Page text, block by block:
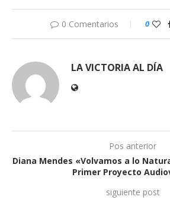
0 Comentarios 0
LA VICTORIA AL DÍA
Pos anterior
Diana Mendes «Volvamos a lo
Primer Proyecto
siguiente post